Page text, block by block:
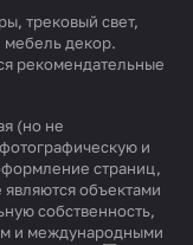
трековый свет,
декор.
рекомендательные
(но не
и
страниц,
объектами
собственность,
и международными